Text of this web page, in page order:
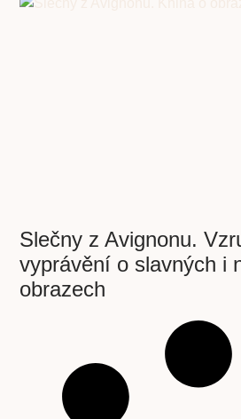
Slečny z Avignonu.
vyprávění o slavných i
obrazech